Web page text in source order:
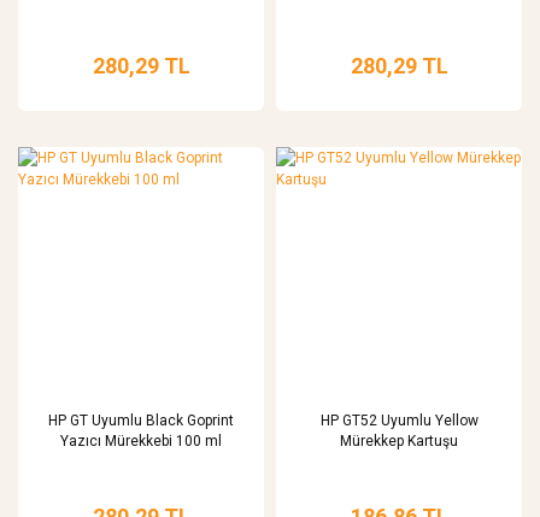
280,29 TL 280,29 TL
HP GT Uyumlu Black Goprint
Yazıcı Mürekkebi 100 ml
HP GT52 Uyumlu Yellow
Mürekkep Kartuşu